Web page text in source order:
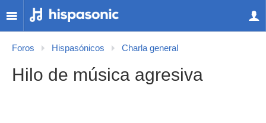
Foros Hispasónicos Charla general
Hilo de música agresiva